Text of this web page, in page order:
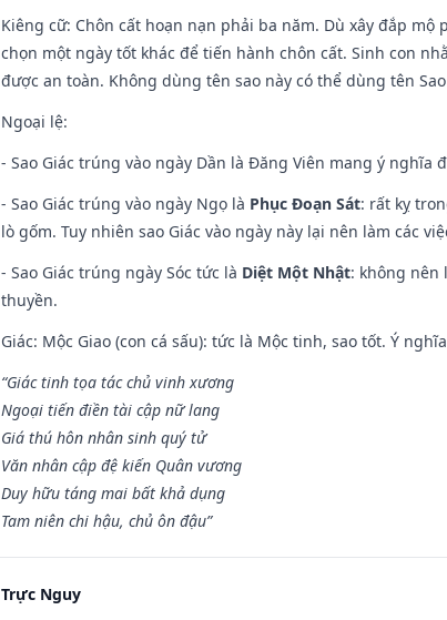
Kiêng cữ: Chôn cất hoạn nạn phải ba năm. Dù xây đắp
chọn một ngày tốt khác để tiến hành chôn cất. Sinh con
được an toàn. Không dùng tên sao này có thể dùng tên
Ngoại lệ:
- Sao Giác trúng vào ngày Dần là Đăng Viên mang ý nghĩa
- Sao Giác trúng vào ngày Ngọ là Phục Đoạn Sát: rất kỵ
lò gốm. Tuy nhiên sao Giác vào ngày này lại nên làm các
- Sao Giác trúng ngày Sóc tức là Diệt Một Nhật: không nên
thuyền.
Giác: Mộc Giao (con cá sấu): tức là Mộc tinh, sao tốt. Ý
“Giác tinh tọa tác chủ vinh xương
Ngoại tiến điền tài cập nữ lang
Giá thú hôn nhân sinh quý tử
Văn nhân cập đệ kiến Quân vương
Duy hữu táng mai bất khả dụng
Tam niên chi hậu, chủ ôn đậu”
Trực Nguy